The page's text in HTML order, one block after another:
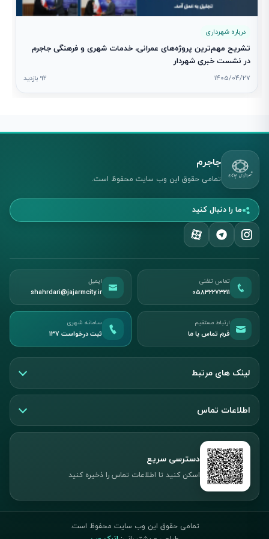
درباره شهرداری
تشریح مهم‌ترین پروژه‌های عمرانی، خدمات شهری و فرهنگی جاجرم
در نشست خبری شهردار
1405/04/27 92 بازدید
جاجرم
تمامی حقوق این وب سایت محفوظ است.
ما را دنبال کنید
تماس تلفنی
05832273211
ایمیل
shahrdari@jajarmcity.ir
ارتباط مستقیم
فرم تماس با ما
سامانه شهری
ثبت درخواست ۱۳۷
لینک های مرتبط
اطلاعات تماس
دسترسی سریع
اسکن کنید تا اطلاعات تماس را ذخیره کنید
تمامی حقوق این وب سایت محفوظ است.